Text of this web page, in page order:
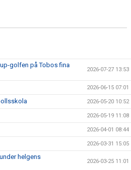
golfen på Tobos fina
2026-07-27 13:53
2026-06-15 07:01
2026-05-20 10:52
2026-05-19 11:08
2026-04-01 08:44
2026-03-31 15:05
helgens
2026-03-25 11:01